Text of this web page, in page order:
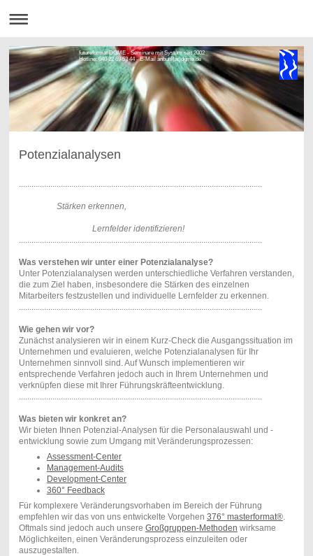
futureformat DGME - Seminare mit System seit 2002
Hotline: 040 22 69 53 44 - E-Mail anbuhl(at)dgme.de
Potenzialanalysen
....................................................................................................................
Stärken erkennen,
Lernfelder identifizieren!
....................................................................................................................
Was verstehen wir unter einer Potenzialanalyse?
Unter Potenzialanalysen werden unterschiedliche Verfahren verstanden,
die zum Ziel haben, insbesondere die Stärken des einzelnen
Mitarbeiters festzustellen und individuelle Lernfelder zu erkennen.
....................................................................................................................
Wie gehen wir vor?
Zunächst analysieren wir in einem Kurz-Check die Ausgangssituation im
Unternehmen und evaluieren, welche Potenzialanalysen für Ihr
Unternehmen sinnvoll sind. Auf Wunsch implementieren wir
entsprechende Verfahren jedoch auch in Ihrem Unternehmen und
verknüpfen diese mit Ihrer Führungskräfteentwicklung.
....................................................................................................................
Was bieten wir konkret an?
Wir bieten Ihnen Potenzial-Analysen für die Personalauswahl und -
entwicklung sowie zum Umgang mit Veränderungsprozessen:
Assessment-Center
Management-Audits
Development-Center
360° Feedback
Für komplexere Veränderungsvorhaben im Bereich der Führung
empfehlen wir das von uns entwickelte Vorgehen 376° masterformat®.
Oftmals sind jedoch auch unsere Großgruppen-Methoden wirksame
Möglichkeiten, einen Veränderungsprozess einzuleiten oder
auszugestalten.